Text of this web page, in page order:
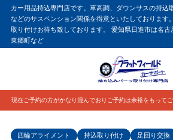
カー用品持込専門店です。車高調、ダウンサスの持込
などのサスペンション関係を得意といたしております
取り付けお待ち致しております。 愛知県日進市は名古
東郷町など
現在ご予約の方がかなり混んでおりご予約は余裕をもって
四輪アライメント 持込取り付け
足回り交換